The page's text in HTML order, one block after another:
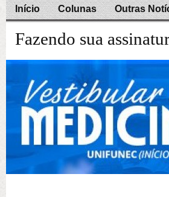
Início Colunas Outras
Fazendo sua